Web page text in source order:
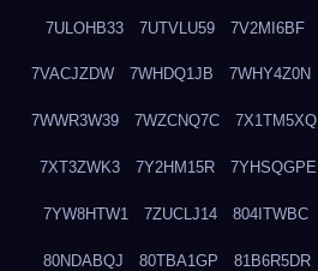
7ULOHB33 7UTVLU59 7V2MI6BF
7VACJZDW 7WHDQ1JB 7WHY4Z0N
7WWR3W39 7WZCNQ7C 7X1TM5XQ
7XT3ZWK3 7Y2HM15R 7YHSQGPE
7YW8HTW1 7ZUCLJ14 804ITWBC
80NDABQJ 80TBA1GP 81B6R5DR